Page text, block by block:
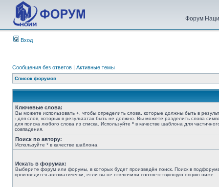
Форум
Вход
Сообщения без ответов | Активные темы
Список форумов
Ключевые слова:
Вы можете использовать + , чтобы определить слова, которые должны быть в
- для слов, которых в результатах быть не должно. Вы можете разделить слова
для поиска любого слова из списка. Используйте * в качестве шаблона для
совпадения.
Поиск по автору:
Используйте * в качестве шаблона.
Искать в форумах:
Выберите форум или форумы, в которых будет произведён поиск. Поиск в
производится автоматически, если вы не отключили соответствующую опцию ниже.